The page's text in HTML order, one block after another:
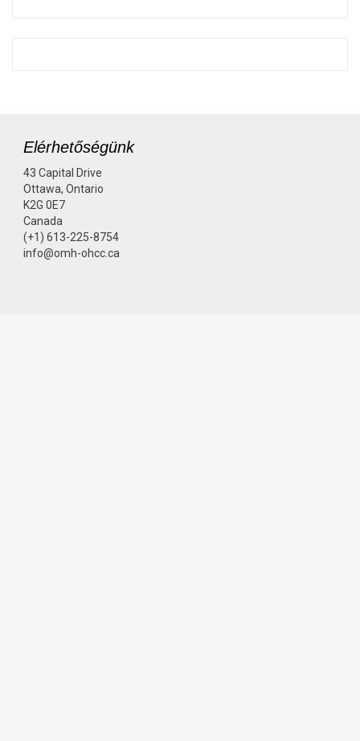
Elérhetőségünk
43 Capital Drive
Ottawa, Ontario
K2G 0E7
Canada
(+1) 613-225-8754
info@omh-ohcc.ca